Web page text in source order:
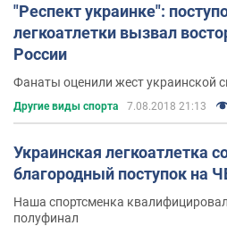
"Респект украинке":
легкоатлетки вызвал
России
Фанаты оценили жест украинской
Другие виды спорта 7.08.2018 21:13
Украинская легкоатлетка
благородный поступок на
Наша спортсменка
полуфинал